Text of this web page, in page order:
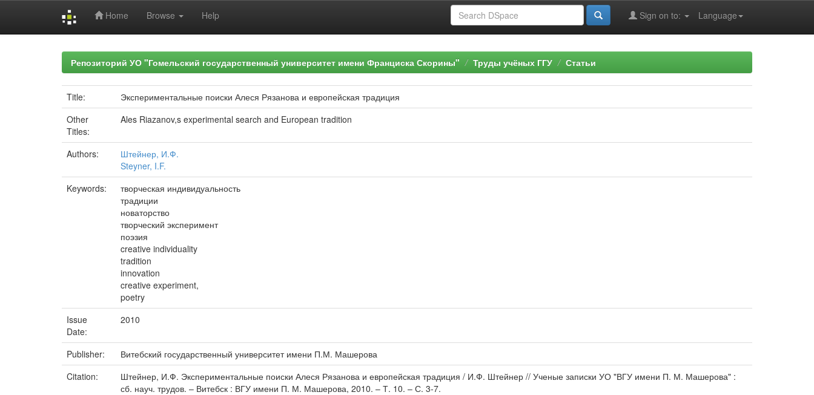
Home Browse Help Language
Sign on to:
Репозиторий УО "Гомельский государственный университет имени Франциска Скорины" Труды учёных ГГУ Статьи
Title:
Экспериментальные поиски Алеся Рязанова и европейская традиция
Other
Titles:
Ales Riazanov,s experimental search and European tradition
Authors:
Штейнер, И.Ф.
Steyner, I.F.
Keywords:
творческая индивидуальность
традиции
новаторство
творческий эксперимент
поэзия
creative individuality
tradition
innovation
creative experiment,
poetry
Issue
Date:
2010
Publisher:
Витебский государственный университет имени П.М. Машерова
Citation:
Штейнер, И.Ф. Экспериментальные поиски Алеся Рязанова и европейская традиция / И.Ф. Штейнер // Ученые записки УО "ВГУ имени П. М. Машерова" :
сб. науч. трудов. – Витебск : ВГУ имени П. М. Машерова, 2010. – Т. 10. – С. 3-7.